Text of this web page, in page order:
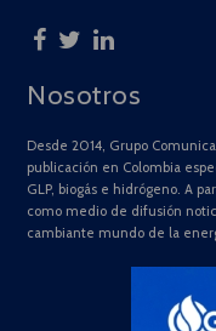
Nosotros
Desde 2014, Grupo
publicación en Colombia
GLP, biogás e hidrógeno. A
como medio de difusión
cambiante mundo de la